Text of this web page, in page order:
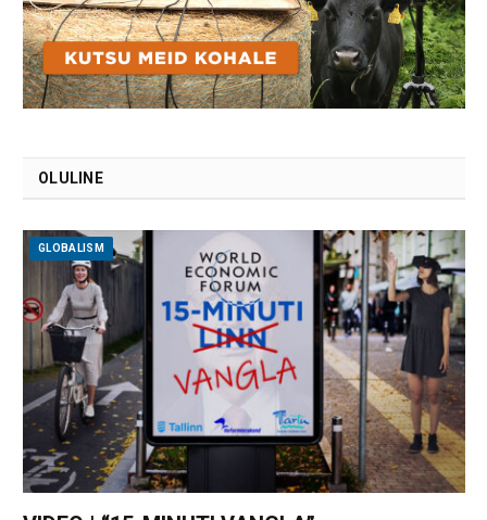
OLULINE
GLOBALISM